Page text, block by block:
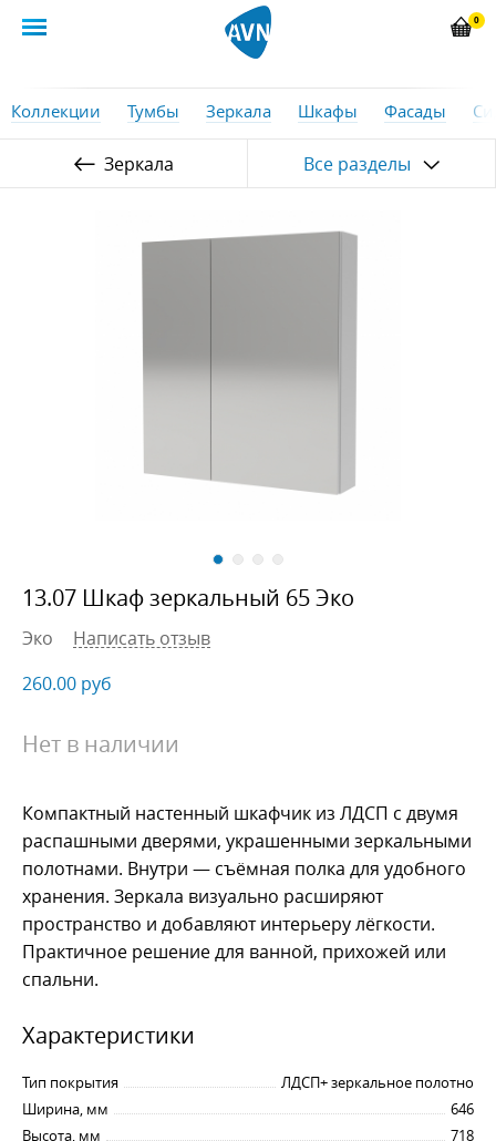
0
Коллекции Тумбы Зеркала Шкафы Фасады
Зеркала Все разделы
13.07 Шкаф зеркальный 65 Эко
Эко
Написать отзыв
260.00 руб
Нет в наличии
Компактный настенный шкафчик из ЛДСП с двумя
распашными дверями, украшенными зеркальными
полотнами. Внутри — съёмная полка для удобного
хранения. Зеркала визуально расширяют
пространство и добавляют интерьеру лёгкости.
Практичное решение для ванной, прихожей или
спальни.
Характеристики
Тип покрытия
ЛДСП+ зеркальное полотно
Ширина, мм
646
Высота, мм
718